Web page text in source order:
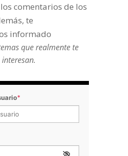
comentarios de los
te
informado
que realmente te
interesan.
*